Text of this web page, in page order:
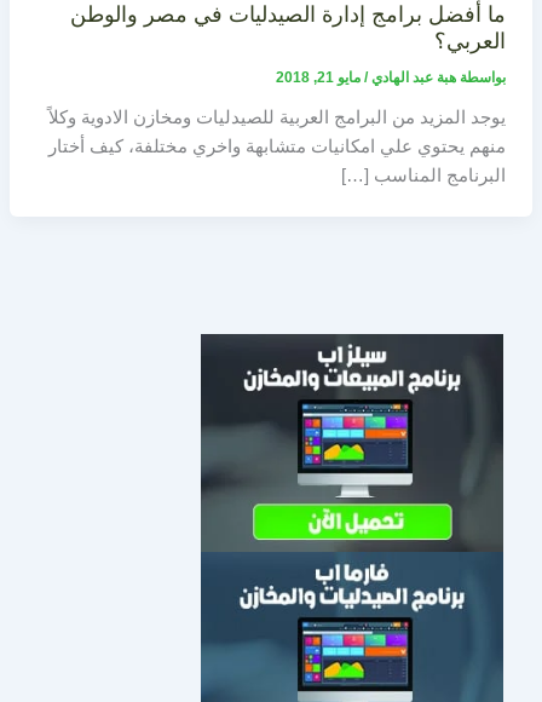
ما أفضل برامج إدارة الصيدليات في مصر والوطن
العربي؟
بواسطة هبة عبد الهادي/ مايو 21, 2018
يوجد المزيد من البرامج العربية للصيدليات ومخازن الادوية وكلاً
منهم يحتوي علي امكانيات متشابهة واخري مختلفة، كيف أختار
البرنامج المناسب […]